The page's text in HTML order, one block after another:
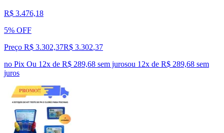
R$ 3.476,18
5% OFF
Preço R$ 3.302,37R$ 3.302,37
no Pix Ou 12x de R$ 289,68 sem jurosou 12x de R$ 289,68 sem
juros